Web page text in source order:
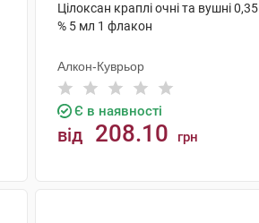
Цілоксан краплі очні та вушні 0,35
% 5 мл 1 флакон
Алкон-Куврьор
Є в наявності
від 208.10 грн